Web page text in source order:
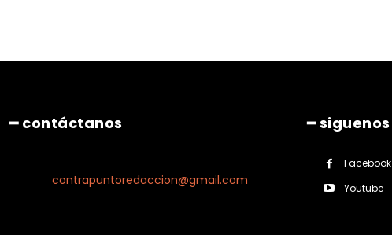
━ contáctanos
contrapuntoredaccion@gmail.com
━ siguenos
Facebook
Youtube